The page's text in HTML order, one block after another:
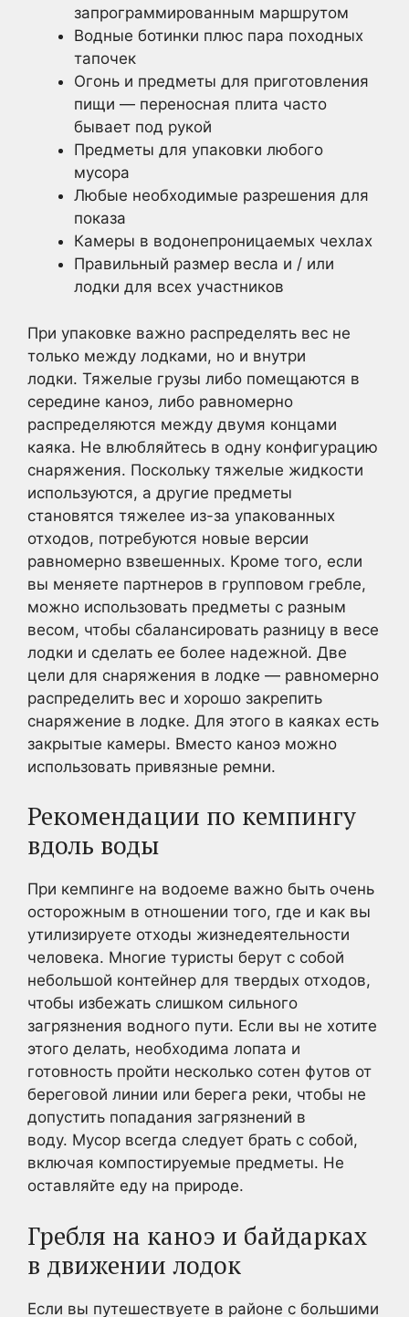
запрограммированным маршрутом
Водные ботинки плюс пара походных
тапочек
Огонь и предметы для приготовления
пищи — переносная плита часто
бывает под рукой
Предметы для упаковки любого
мусора
Любые необходимые разрешения для
показа
Камеры в водонепроницаемых чехлах
Правильный размер весла и / или
лодки для всех участников
При упаковке важно распределять вес не
только между лодками, но и внутри
лодки. Тяжелые грузы либо помещаются в
середине каноэ, либо равномерно
распределяются между двумя концами
каяка. Не влюбляйтесь в одну конфигурацию
снаряжения. Поскольку тяжелые жидкости
используются, а другие предметы
становятся тяжелее из-за упакованных
отходов, потребуются новые версии
равномерно взвешенных. Кроме того, если
вы меняете партнеров в групповом гребле,
можно использовать предметы с разным
весом, чтобы сбалансировать разницу в весе
лодки и сделать ее более надежной. Две
цели для снаряжения в лодке — равномерно
распределить вес и хорошо закрепить
снаряжение в лодке. Для этого в каяках есть
закрытые камеры. Вместо каноэ можно
использовать привязные ремни.
Рекомендации по кемпингу
вдоль воды
При кемпинге на водоеме важно быть очень
осторожным в отношении того, где и как вы
утилизируете отходы жизнедеятельности
человека. Многие туристы берут с собой
небольшой контейнер для твердых отходов,
чтобы избежать слишком сильного
загрязнения водного пути. Если вы не хотите
этого делать, необходима лопата и
готовность пройти несколько сотен футов от
береговой линии или берега реки, чтобы не
допустить попадания загрязнений в
воду. Мусор всегда следует брать с собой,
включая компостируемые предметы. Не
оставляйте еду на природе.
Гребля на каноэ и байдарках
в движении лодок
Если вы путешествуете в районе с большими